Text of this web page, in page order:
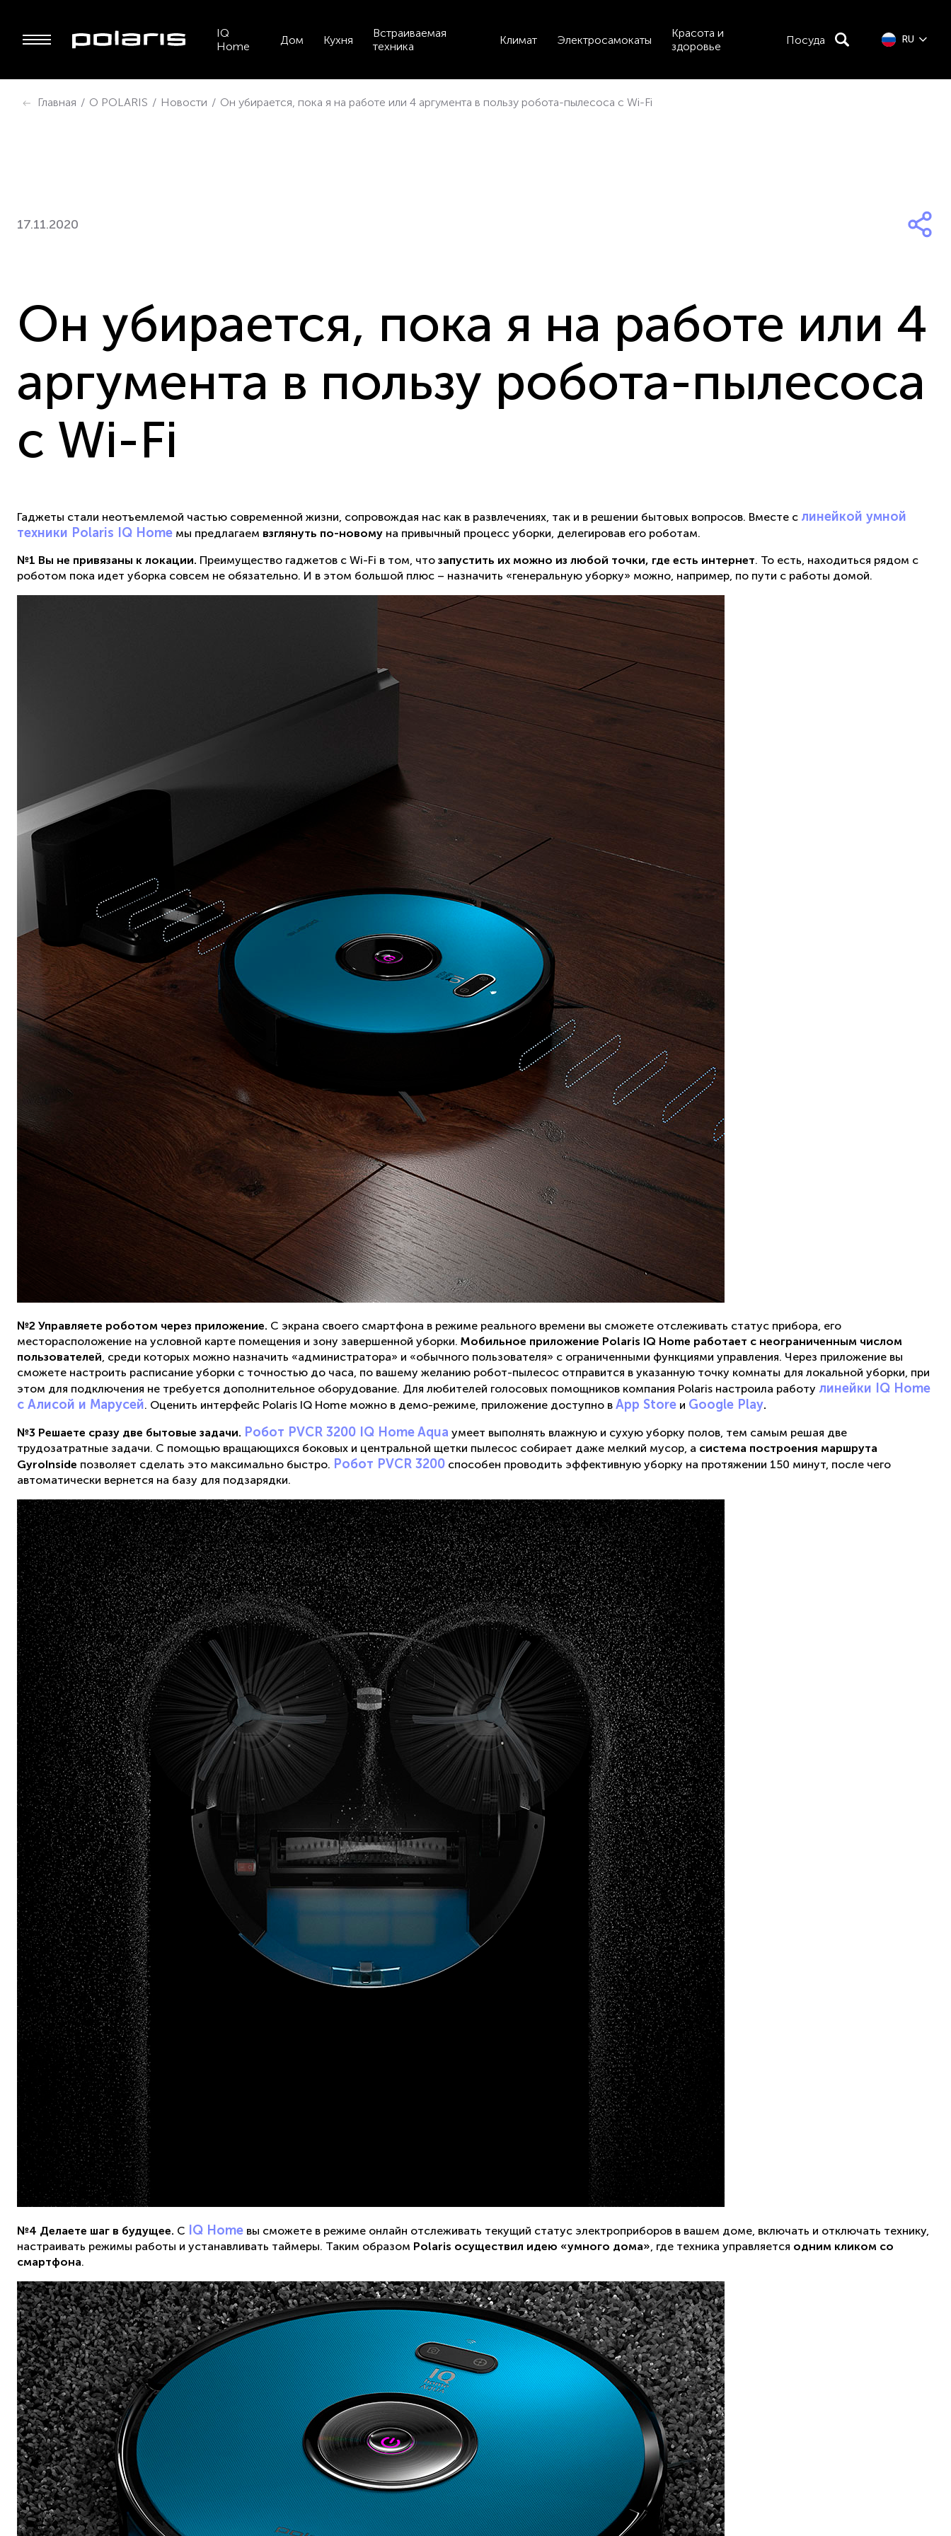
IQ
Home
Дом Кухня
Встраиваемая
техника
Климат Электросамокаты
Красота и
здоровье
Посуда RU
Главная / О POLARIS / Новости / Он убирается, пока я на работе или 4 аргумента в пользу робота-пылесоса с Wi-Fi
17.11.2020
Он убирается, пока я на работе или 4
аргумента в пользу робота-пылесоса
с Wi-Fi
Гаджеты стали неотъемлемой частью современной жизни, сопровождая нас как в развлечениях, так и в решении бытовых вопросов. Вместе с линейкой умной
техники Polaris IQ Home мы предлагаем взглянуть по-новому на привычный процесс уборки, делегировав его роботам.
№1 Вы не привязаны к локации. Преимущество гаджетов с Wi-Fi в том, что запустить их можно из любой точки, где есть интернет. То есть, находиться рядом с
роботом пока идет уборка совсем не обязательно. И в этом большой плюс – назначить «генеральную уборку» можно, например, по пути с работы домой.
№2 Управляете роботом через приложение. С экрана своего смартфона в режиме реального времени вы сможете отслеживать статус прибора, его
месторасположение на условной карте помещения и зону завершенной уборки. Мобильное приложение Polaris IQ Home работает с неограниченным числом
пользователей, среди которых можно назначить «администратора» и «обычного пользователя» с ограниченными функциями управления. Через приложение вы
сможете настроить расписание уборки с точностью до часа, по вашему желанию робот-пылесос отправится в указанную точку комнаты для локальной уборки, при
этом для подключения не требуется дополнительное оборудование. Для любителей голосовых помощников компания Polaris настроила работу линейки IQ Home
с Алисой и Марусей. Оценить интерфейс Polaris IQ Home можно в демо-режиме, приложение доступно в App Store и Google Play.
№3 Решаете сразу две бытовые задачи. Робот PVCR 3200 IQ Home Aqua умеет выполнять влажную и сухую уборку полов, тем самым решая две
трудозатратные задачи. С помощью вращающихся боковых и центральной щетки пылесос собирает даже мелкий мусор, а система построения маршрута
GyroInside позволяет сделать это максимально быстро. Робот PVCR 3200 способен проводить эффективную уборку на протяжении 150 минут, после чего
автоматически вернется на базу для подзарядки.
№4 Делаете шаг в будущее. C IQ Home вы сможете в режиме онлайн отслеживать текущий статус электроприборов в вашем доме, включать и отключать технику,
настраивать режимы работы и устанавливать таймеры. Таким образом Polaris осуществил идею «умного дома», где техника управляется одним кликом со
смартфона.